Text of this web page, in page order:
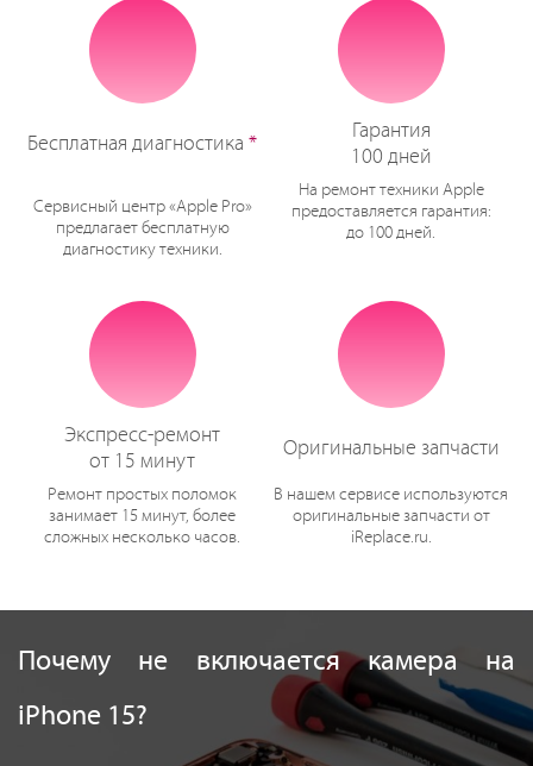
Бесплатная диагностика *
Сервисный центр «Apple Pro»
предлагает бесплатную
диагностику техники.
Гарантия
100 дней
На ремонт техники Apple
предоставляется гарантия:
до 100 дней.
Экспресс-ремонт
от 15 минут
Ремонт простых поломок
занимает 15 минут, более
сложных несколько часов.
Оригинальные запчасти
В нашем сервисе используются
оригинальные запчасти от
iReplace.ru.
Почему не включается камера на
iPhone 15?